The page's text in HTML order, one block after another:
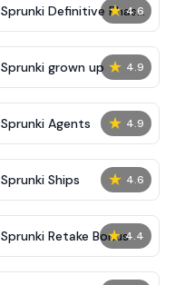
★ 4.6
Sprunki Definitive Phase
7
★ 4.9
Sprunki grown up
★ 4.9
Sprunki Agents
★ 4.6
Sprunki Ships
★ 4.4
Sprunki Retake Bonus